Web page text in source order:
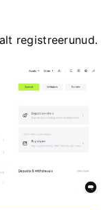
registreerunud.